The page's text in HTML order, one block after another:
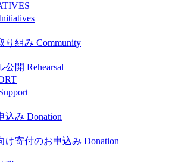
り組み Community
公開 Rehearsal
込み Donation
け寄付のお申込み Donation